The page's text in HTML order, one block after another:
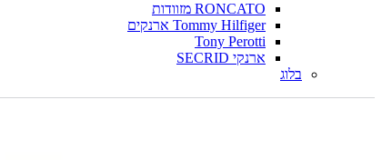
RONCATO מזוודות
Tommy Hilfiger ארנקים
Tony Perotti
ארנקי SECRID
בלוג